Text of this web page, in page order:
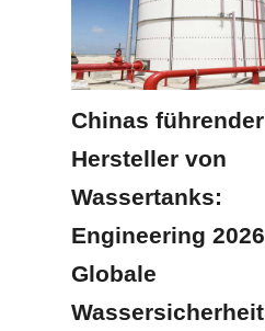
Chinas führender
Hersteller von
Wassertanks:
Engineering 2026
Globale
Wassersicherheit